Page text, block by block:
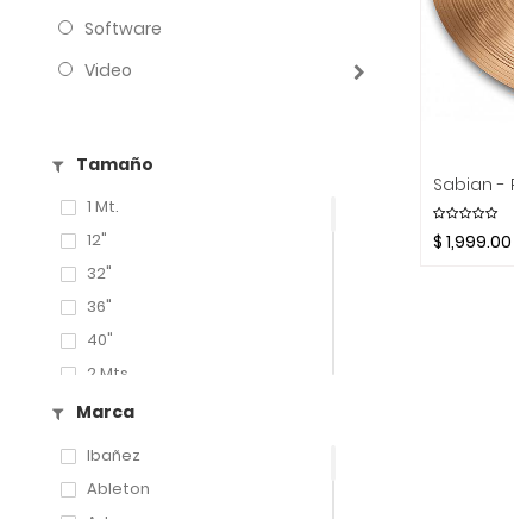
Software
Video
Tamaño
1 Mt.
12"
32"
36"
40"
2 Mts.
13"
Marca
Ibañez
Ableton
$ 1,999.00